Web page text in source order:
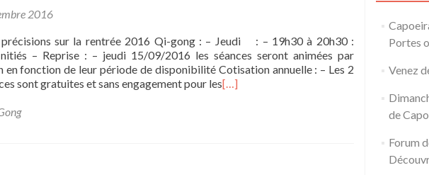
2016
précisions sur la rentrée 2016 Qi-gong : – Jeudi : – 19h30 à 20h30 :
– Reprise : – jeudi 15/09/2016 les séances seront animées par
en fonction de leur période de disponibilité Cotisation annuelle : – Les 2
sont gratuites et sans engagement pour les[…]
Portes
Venez
de
Forum